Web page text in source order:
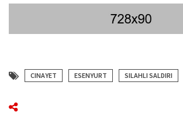
CINAYET ESENYURT SILAHLI SALDIRI